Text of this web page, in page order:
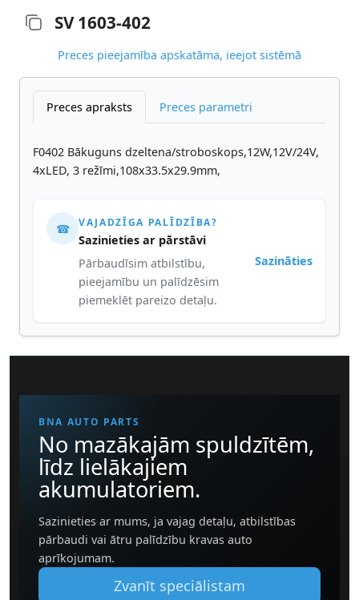
SV 1603-402
Preces pieejamība apskatāma, ieejot sistēmā
Preces apraksts Preces parametri
F0402 Bākuguns dzeltena/stroboskops,12W,12V/24V,
4xLED, 3 režīmi,108x33.5x29.9mm,
☎ VAJADZĪGA PALĪDZĪBA?
Sazinieties ar pārstāvi
Pārbaudīsim atbilstību,
pieejamību un palīdzēsim
piemeklēt pareizo detaļu.
Sazināties
BNA AUTO PARTS
No mazākajām spuldzītēm,
līdz lielākajiem
akumulatoriem.
Sazinieties ar mums, ja vajag detaļu, atbilstības
pārbaudi vai ātru palīdzību kravas auto
aprīkojumam.
Zvanīt speciālistam